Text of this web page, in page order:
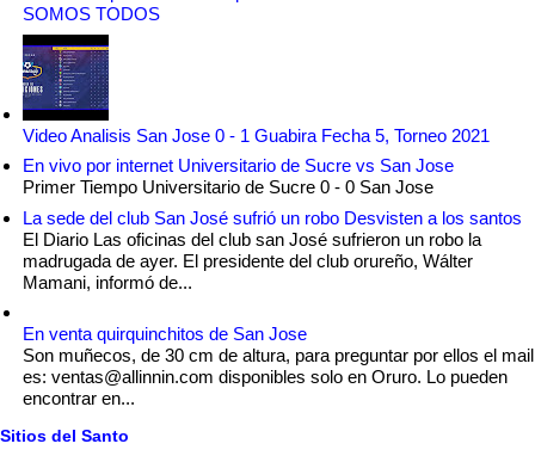
SOMOS TODOS
Video Analisis San Jose 0 - 1 Guabira Fecha 5, Torneo 2021
En vivo por internet Universitario de Sucre vs San Jose
Primer Tiempo Universitario de Sucre 0 - 0 San Jose
La sede del club San José sufrió un robo Desvisten a los santos
El Diario Las oficinas del club san José sufrieron un robo la
madrugada de ayer. El presidente del club orureño, Wálter
Mamani, informó de...
En venta quirquinchitos de San Jose
Son muñecos, de 30 cm de altura, para preguntar por ellos el mail
es: ventas@allinnin.com disponibles solo en Oruro. Lo pueden
encontrar en...
Sitios del Santo